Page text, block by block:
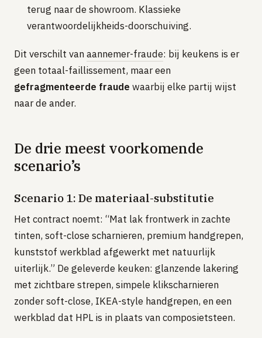
terug naar de showroom. Klassieke
verantwoordelijkheids-doorschuiving.
Dit verschilt vanaannemer-fraude: bij keukens is er
geen totaal-faillissement, maar een
gefragmenteerde fraude waarbij elke partij wijst
naar de ander.
De drie meest voorkomende
scenario’s
Scenario 1: De materiaal-substitutie
Het contract noemt: “Mat lak frontwerk in zachte
tinten, soft-close scharnieren, premium handgrepen,
kunststof werkblad afgewerkt met natuurlijk
uiterlijk.” De geleverde keuken: glanzende lakering
met zichtbare strepen, simpele klikscharnieren
zonder soft-close, IKEA-style handgrepen, en een
werkblad dat HPL is in plaats van composietsteen.